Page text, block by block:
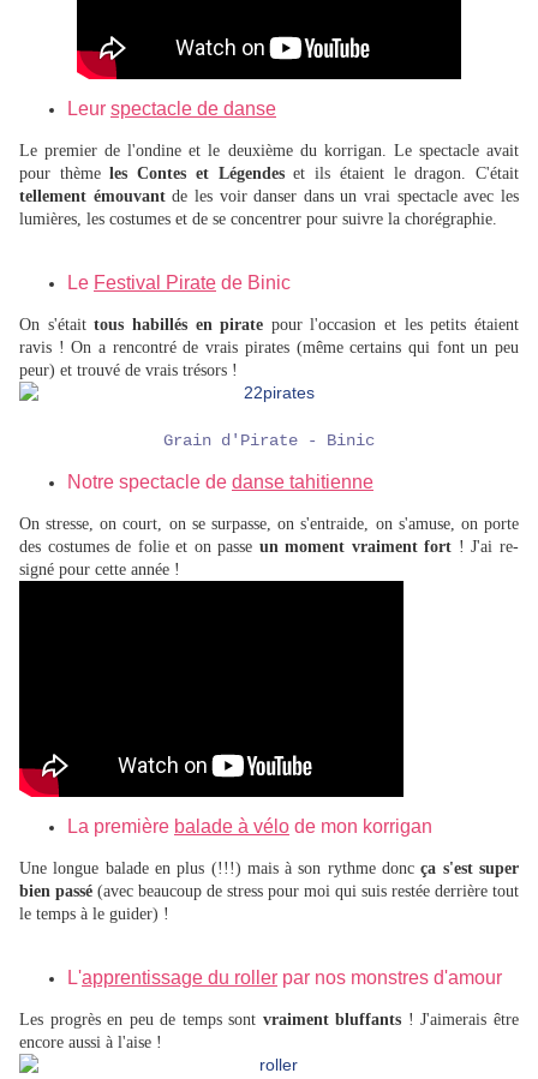
Leur spectacle de danse
Le premier de l'ondine et le deuxième du korrigan. Le spectacle avait
pour thèmeles Contes et Légendeset ils étaient le dragon. C'était
tellement émouvantde les voir danser dans un vrai spectacle avec les
lumières, les costumes et de se concentrer pour suivre la chorégraphie.
Le Festival Pirate de Binic
On s'étaittous habillés en pirate pour l'occasion et les petits étaient
ravis ! On a rencontré de vrais pirates (même certains qui font un peu
peur) et trouvé de vrais trésors !
Grain d'Pirate - Binic
Notre spectacle de danse tahitienne
On stresse, on court, on se surpasse, on s'entraide, on s'amuse, on porte
des costumes de folie et on passe un moment vraiment fort ! J'ai re-
signé pour cette année !
La première balade à vélo de mon korrigan
Une longue balade en plus (!!!) mais à son rythme doncça s'est super
bien passé (avec beaucoup de stress pour moi qui suis restée derrière tout
le temps à le guider) !
L'apprentissage du roller par nos monstres d'amour
Les progrès en peu de temps sont vraiment bluffants ! J'aimerais être
encore aussi à l'aise !